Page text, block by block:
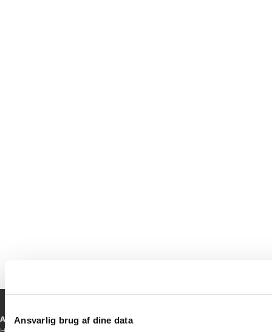
Ansvarlig brug af dine data
Ansvarshavende redaktør